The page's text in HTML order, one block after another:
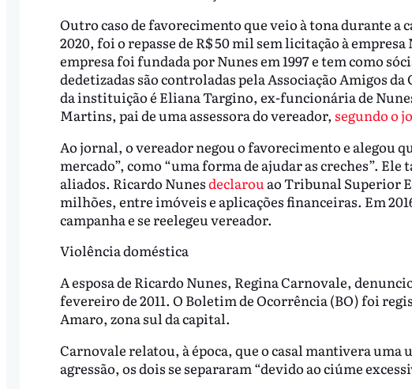
Outro caso de favorecimento que veio à tona durante a
2020, foi o repasse de R$ 50 mil sem licitação à
empresa foi fundada por Nunes em 1997 e tem como
dedetizadas são controladas pela Associação Amigos
da instituição é Eliana Targino, ex-funcionária de
Martins, pai de uma assessora do vereador, segundo o
Ao jornal, o vereador negou o favorecimento e alegou
mercado”, como “uma forma de ajudar as creches”.
aliados. Ricardo Nunesdeclarou ao Tribunal Superior
milhões, entre imóveis e aplicações financeiras. Em
campanha e se reelegeu vereador.
Violência doméstica
A esposa de Ricardo Nunes, Regina Carnovale,
fevereiro de 2011. O Boletim de Ocorrência (BO) foi
Amaro, zona sul da capital.
Carnovale relatou, à época, que o casal mantivera uma
agressão, os dois se separaram “devido ao ciúme